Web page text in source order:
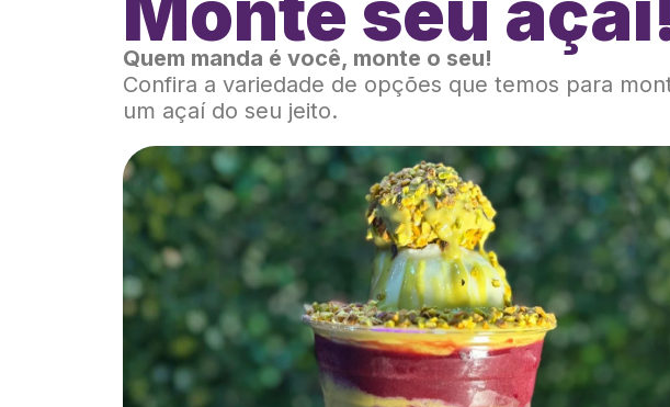
Quem manda é você, monte o seu!
Confira a variedade de opções que temos para
um açaí do seu jeito.